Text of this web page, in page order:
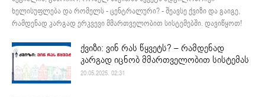
ხელისუფლება და რომელს - ცენტრალური? - შეავსე ქვიზი და გაიგე,
რამდენად კარგად ერკვევი მმართველობით სისტემებში. დავიწყოთ!
ქვიზი: ვინ რას წყვეტს? – რამდენად
კარგად იცნობ მმართველობით სისტემას
20.05.2025. 02:31